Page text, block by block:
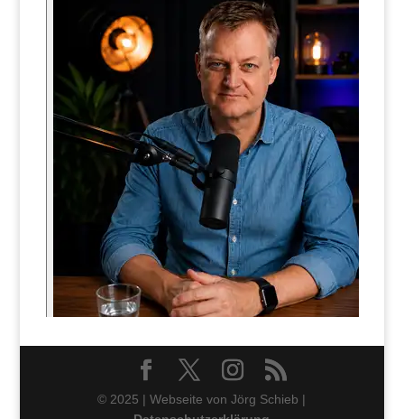
© 2025 | Webseite von Jörg Schieb |